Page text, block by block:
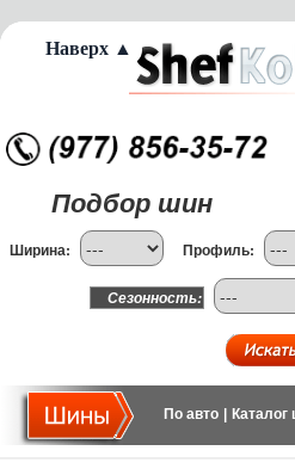
Подбор шин
Ширина: Профиль:
Сезонность:
По авто Каталог
Наверх ▲